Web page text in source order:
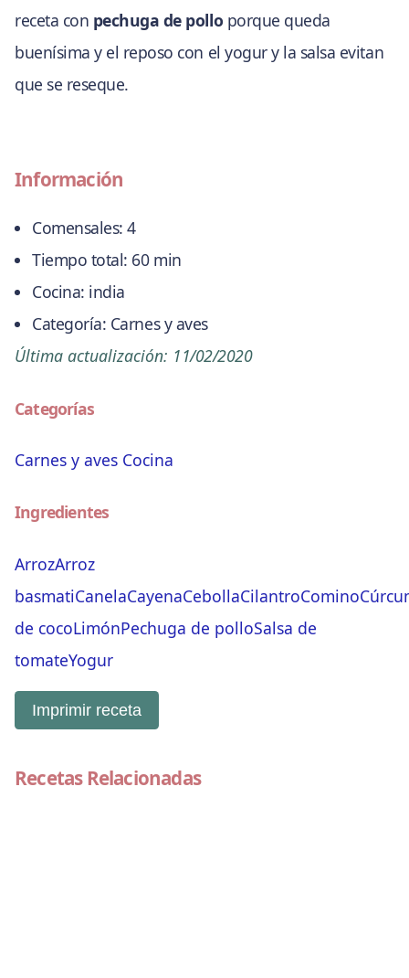
receta con pechuga de pollo porque queda
buenísima y el reposo con el yogur y la salsa evitan
que se reseque.
Información
Comensales: 4
Tiempo total: 60 min
Cocina: india
Categoría: Carnes y aves
Última actualización: 11/02/2020
Categorías
Carnes y aves Cocina
Ingredientes
ArrozArroz
basmatiCanelaCayenaCebollaCilantroComino
de cocoLimónPechuga de polloSalsa de
tomateYogur
Imprimir receta
Recetas Relacionadas